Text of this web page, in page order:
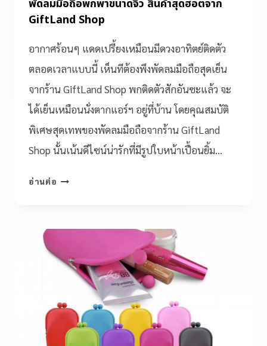
พัดลมมือถือพกพาขนาดจิ๋ว สินค้าสุดฮอตจาก
GiftLand Shop
อากาศร้อนๆ แดดเปรี้ยงเหมือนมีดวงอาทิตย์ติดตัว
ตลอดเวลาแบบนี้ เห็นทีต้องพึงพัดลมมือถือสุดเย็น
จากร้าน GiftLand Shop พกติดตัวสักอันซะแล้ว จะ
ได้เย็นเหมือนนั่งตากแอร์ฯ อยู่ที่บ้าน โดยคุณสมบัติ
พิเศษสุดเทพของพัดลมมือถือจากร้าน GiftLand
Shop นั้นเน้นดีไซน์น่ารักที่มีรูปใบหน้าเปื้อนยิ้ม…
อ่านต่อ